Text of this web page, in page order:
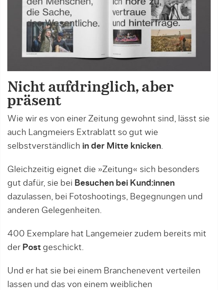
Nicht aufdringlich, aber
präsent
Wie wir es von einer Zeitung gewohnt sind, lässt sie
auch Langmeiers Extrablatt so gut wie
selbstverständlich in der Mitte knicken.
Gleichzeitig eignet die »Zeitung« sich besonders
gut dafür, sie bei Besuchen bei Kund:innen
dazulassen, bei Fotoshootings, Begegnungen und
anderen Gelegenheiten.
400 Exemplare hat Langemeier zudem bereits mit
der Post geschickt.
Und er hat sie bei einem Branchenevent verteilen
lassen und das von einem weiblichen